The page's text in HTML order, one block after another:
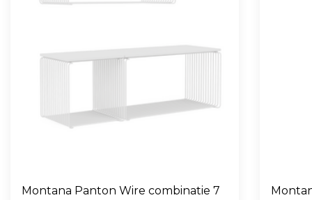
Montana Panton Wire combinatie 7